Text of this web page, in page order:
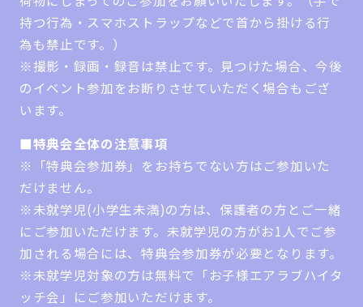
持つ行為・スマホストラップなどで首から掛ける行
為も禁止です。）
※撮影・録画・録音は禁止です。見つけた場合、今後
のイベント参加をお断りさせていただく場合もござ
います。
■特典会全体の注意事項
※「特典会参加券」をお持ちでない方はご参加いた
だけません。
※未就学児(小学生未満)の方は、保護者の方とご一緒
にご参加いただけます。未就学児の方がお1人でご参
加される場合には、特典会参加券が必要となります。
※未就学児対象の方は無料で「お子様エアラブハイタ
ッチ会」にご参加いただけます。